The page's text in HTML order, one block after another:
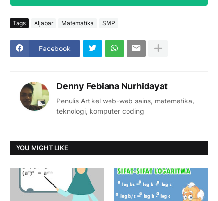
Tags Aljabar Matematika SMP
Facebook
Denny Febiana Nurhidayat
Penulis Artikel web-web sains, matematika,
teknologi, komputer coding
YOU MIGHT LIKE